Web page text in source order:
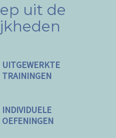
uit de
UITGEWERKTE
TRAININGEN
INDIVIDUELE
OEFENINGEN